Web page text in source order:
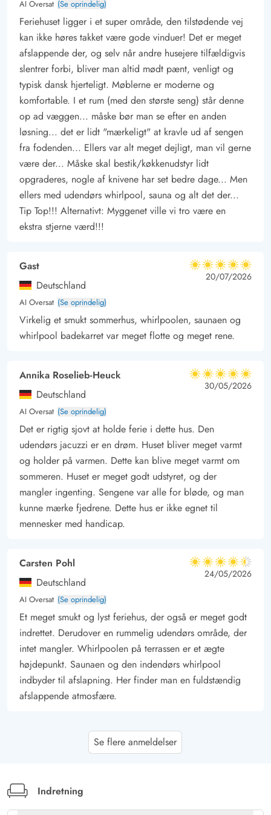
at tilpasse jeres dag efter behov og ønsker. I Bork Havn er der
nok udflugtsmål og masser af variation, hvis det ønskes.
Byens hjerte er den hyggelige havn, hvor I kan finde både
caféer, restauranter og små butikker, der tilsammen skaber en
charmerende atmosfære. Fjorden er et ægte eldorado for
vandsportsentusiaster; her kan I både svømme, windsurfe,
kitesurfe eller prøve stand-up-paddling. Da fjorden ikke er
særlig dyb, er det intet problem at være nybegynder i
vandaktiviteterne, hvilket gør det til et perfekt sted for både
erfarne vandsportsudøvere og dem, der bare ønsker at lære
noget nyt.
AI Oversat (Se oprindelig)
Feriehuset ligger i et super område, den tilstødende vej
kan ikke høres takket være gode vinduer! Det er meget
afslappende der, og selv når andre husejere tilfældigvis
slentrer forbi, bliver man altid mødt pænt, venligt og
typisk dansk hjerteligt. Møblerne er moderne og
komfortable. I et rum (med den største seng) står denne
op ad væggen... måske bør man se efter en anden
løsning... det er lidt "mærkeligt" at kravle ud af sengen
fra fodenden... Ellers var alt meget dejligt, man vil gerne
være der... Måske skal bestik/køkkenudstyr lidt
opgraderes, nogle af knivene har set bedre dage... Men
ellers med udendørs whirlpool, sauna og alt det der...
Tip Top!!! Alternativt: Myggenet ville vi tro være en
ekstra stjerne værd!!!
Gast
Deutschland
AI Oversat (Se oprindelig)
5 ud af 5
5 ud af 5
5 out of 5
20/07/2026
Virkelig et smukt sommerhus, whirlpoolen, saunaen og
whirlpool badekarret var meget flotte og meget rene.
Annika Roselieb-Heuck
Deutschland
AI Oversat (Se oprindelig)
5 ud af 5
5 ud af 5
5 out of 5
30/05/2026
Det er rigtig sjovt at holde ferie i dette hus. Den
udendørs jacuzzi er en drøm. Huset bliver meget varmt
og holder på varmen. Dette kan blive meget varmt om
sommeren. Huset er meget godt udstyret, og der
mangler ingenting. Sengene var alle for bløde, og man
kunne mærke fjedrene. Dette hus er ikke egnet til
mennesker med handicap.
Carsten Pohl
Deutschland
AI Oversat (Se oprindelig)
4.5 ud af 5
4.5 ud af 5
4.5 out of 5
24/05/2026
Et meget smukt og lyst feriehus, der også er meget godt
indrettet. Derudover en rummelig udendørs område, der
intet mangler. Whirlpoolen på terrassen er et ægte
højdepunkt. Saunaen og den indendørs whirlpool
indbyder til afslapning. Her finder man en fuldstændig
afslappende atmosfære.
Meget lyst og venligt feriehus med god udstyr og
Se flere anmeldelser
Indretning